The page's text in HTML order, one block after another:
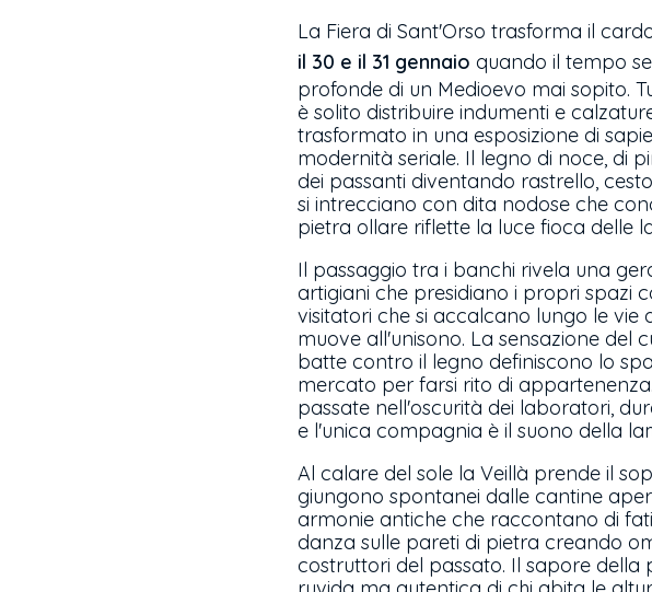
La Fiera di Sant'Orso trasforma il
il 30 e il 31 gennaio quando il tempo
profonde di un Medioevo mai sopito.
è solito distribuire indumenti e
trasformato in una esposizione di
modernità seriale. Il legno di noce, di
dei passanti diventando rastrello,
si intrecciano con dita nodose che
pietra ollare riflette la luce fioca delle
Il passaggio tra i banchi rivela una
artigiani che presidiano i propri spazi
visitatori che si accalcano lungo le
muove all'unisono. La sensazione del
batte contro il legno definiscono lo
mercato per farsi rito di
passate nell'oscurità dei laboratori,
e l'unica compagnia è il suono della
Al calare del sole la Veillà prende il
giungono spontanei dalle cantine
armonie antiche che raccontano di
danza sulle pareti di pietra creando
costruttori del passato. Il sapore